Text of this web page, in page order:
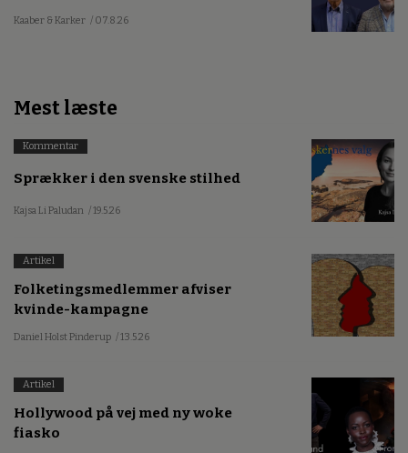
Kaaber & Karker / 07.8.26
Mest læste
Kommentar
Sprækker i den svenske stilhed
Kajsa Li Paludan / 19.5.26
Artikel
Folketingsmedlemmer afviser
kvinde-kampagne
Daniel Holst Pinderup / 13.5.26
Artikel
Hollywood på vej med ny woke
fiasko